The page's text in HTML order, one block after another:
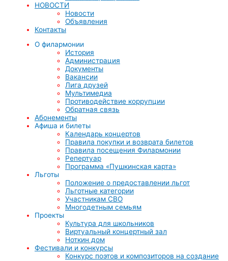
НОВОСТИ
Новости
Объявления
Контакты
О филармонии
История
Администрация
Документы
Вакансии
Лига друзей
Мультимедиа
Противодействие коррупции
Обратная связь
Абонементы
Афиша и билеты
Календарь концертов
Правила покупки и возврата билетов
Правила посещения Филармонии
Репертуар
Программа «Пушкинская карта»
Льготы
Положение о предоставлении льгот
Льготные категории
Участникам СВО
Многодетным семьям
Проекты
Культура для школьников
Виртуальный концертный зал
Ноткин дом
Фестивали и конкурсы
Конкурс поэтов и композиторов на создание